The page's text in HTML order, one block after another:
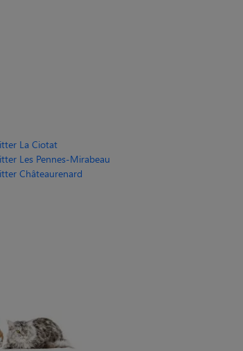
La Ciotat
Les Pennes-Mirabeau
Châteaurenard